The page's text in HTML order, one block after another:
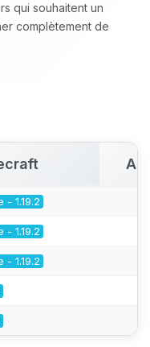
qui souhaitent un
complètement de
- 1.19.2
- 1.19.2
- 1.19.2